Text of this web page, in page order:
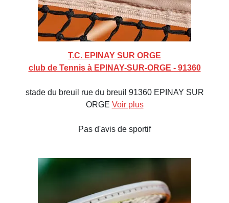
T.C. EPINAY SUR ORGE
club de Tennis à EPINAY-SUR-ORGE - 91360
stade du breuil rue du breuil 91360 EPINAY SUR
ORGE Voir plus
Pas d'avis de sportif